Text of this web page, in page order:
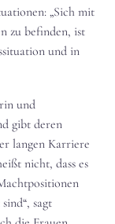
„Sich mit
zu befinden, ist
und in
und
gibt deren
langen Karriere
nicht, dass es
sagt